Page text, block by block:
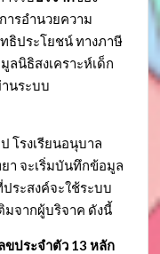
ารอำนวยความ
ธิประโยชน์ ทางภาษี
นิธิสงเคราะห์เด็ก
นระบบ
โรงเรียนอนุบาล
า จะเริ่มบันทึกข้อมูล
ระสงค์จะใช้ระบบ
มจากผู้บริจาค ดังนี้
ขประจำตัว 13 หลัก